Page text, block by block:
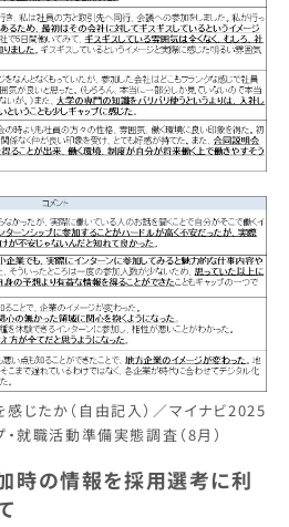
感じたか（自由記入）／マイナビ2025
就職活動準備実態調査（8月）
時の情報を採用選考に利